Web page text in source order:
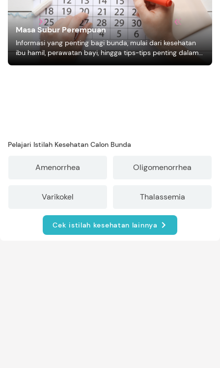
Masa Subur Perempuan
Informasi yang penting bagi bunda, mulai dari kesehatan
ibu hamil, perawatan bayi, hingga tips-tips penting dalam
Pelajari Istilah Kesehatan Calon Bunda
Amenorrhea Oligomenorrhea
Varikokel Thalassemia
Cek istilah kesehatan lainnya